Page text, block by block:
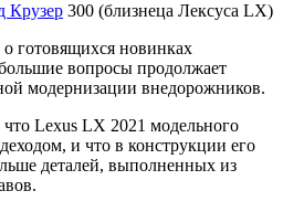
Крузер 300 (близнеца Лексуса LX)
готовящихся новинках
вопросы продолжает
модернизации внедорожников.
Lexus LX 2021 модельного
и что в конструкции его
деталей, выполненных из